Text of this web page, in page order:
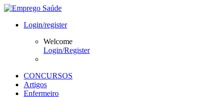
Login/register
Welcome
Login/Register
CONCURSOS
Artigos
Enfermeiro